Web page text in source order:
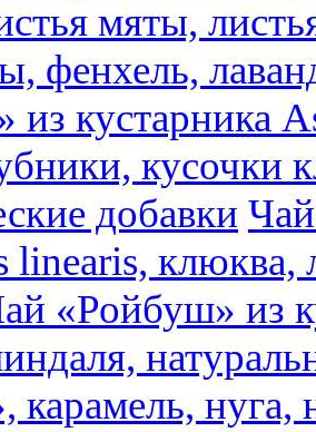
мяты,
фенхель,
из кустарника
кусочки
добавки
linearis, клюква,
«Ройбуш» из
нуга,